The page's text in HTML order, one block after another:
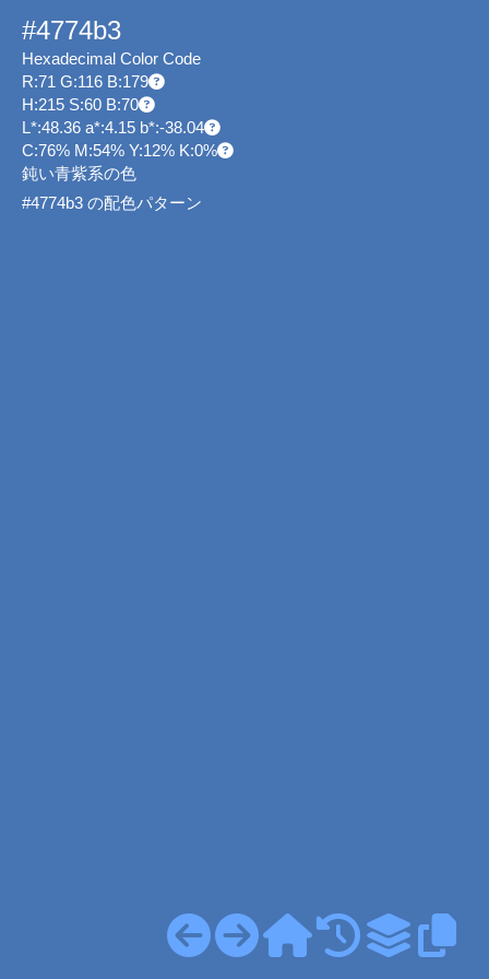
#4774b3
Hexadecimal Color Code
R:71 G:116 B:179
H:215 S:60 B:70
L*:48.36 a*:4.15 b*:-38.04
C:76% M:54% Y:12% K:0%
鈍い青紫系の色
#4774b3 の配色パターン